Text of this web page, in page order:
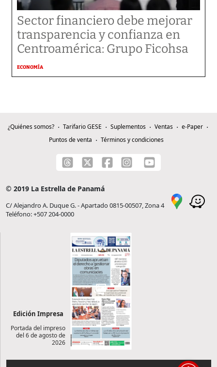
Sector financiero debe mejorar
transparencia y confianza en
Centroamérica: Grupo Ficohsa
ECONOMÍA
¿Quiénes somos? Tarifario GESE Suplementos Ventas
e-Paper
Puntos de venta
Términos y condiciones
© 2019 La Estrella de Panamá
C/ Alejandro A. Duque G. - Apartado 0815-00507, Zona 4
Teléfono: +507 204-0000
Edición Impresa
Portada del impreso
del 6 de agosto de
2026